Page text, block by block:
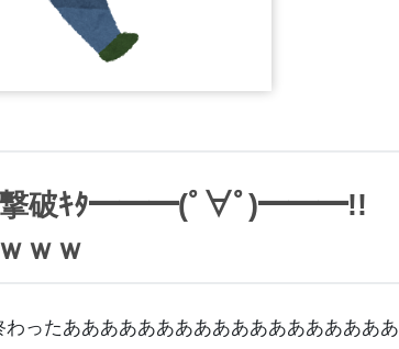
に撃破ｷﾀ━━━(ﾟ∀ﾟ)━━━!!
ｗｗ
ったああああああああああああああああああ